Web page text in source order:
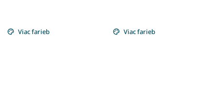
Viac farieb Viac farieb